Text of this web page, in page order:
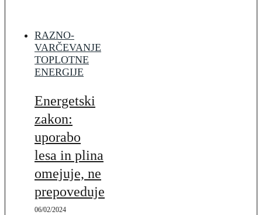
RAZNO-
VARČEVANJE
TOPLOTNE
ENERGIJE
Energetski
zakon:
uporabo
lesa in plina
omejuje, ne
prepoveduje
06/02/2024